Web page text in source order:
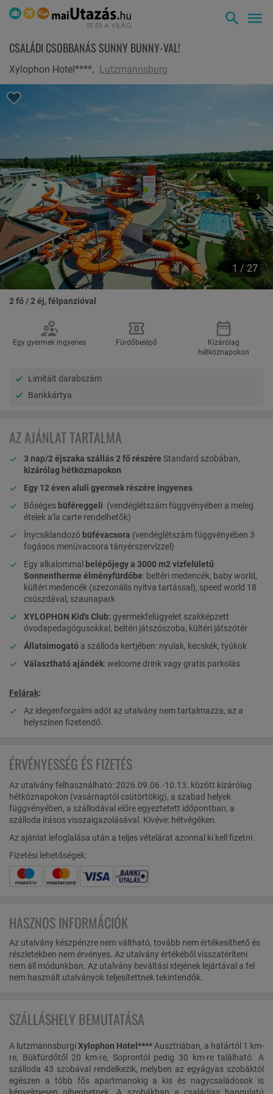
CSALÁDI CSOBBANÁS SUNNY BUNNY-VAL!
Xylophon Hotel****, Lutzmannsburg
1 / 27
2 fő / 2 éj, félpanzióval
Egy gyermek ingyenes Fürdőbelépő
Kizárólag
hétköznapokon
Limitált darabszám
Bankkártya
AZ AJÁNLAT TARTALMA
3 nap/2 éjszaka szállás 2 fő részére Standard szobában,
kizárólag hétköznapokon
Egy 12 éven aluli gyermek részére ingyenes
Bőséges büféreggeli (vendéglétszám függvényében a meleg
ételek a'la carte rendelhetők)
Ínycsiklandozó büfévacsora (vendéglétszám függvényében 3
fogásos menüvacsora tányérszervízzel)
Egy alkalommal
belépőjegy a 3000 m2 vízfelületű
Sonnentherme élményfürdőbe: beltéri medencék, baby world,
kültéri medencék (szezonális nyitva tartással), speed world 18
csúszdával, szaunapark
XYLOPHON Kid's Club: gyermekfelügyelet szakképzett
óvodapedagógusokkal, beltéri játszószoba, kültéri játszótér
Állatsimogató a szálloda kertjében: nyulak, kecskék, tyúkok
Választható ajándék: welcome drink vagy gratis parkolás
Felárak:
Az idegenforgalmi adót az utalvány nem tartalmazza, az a
helyszínen fizetendő.
ÉRVÉNYESSÉG ÉS FIZETÉS
Az utalvány felhasználható: 2026.09.06.-10.13. között kizárólag
hétköznapokon (vasárnaptól csütörtökig), a szabad helyek
függvényében, a szállodával előre egyeztetett időpontban, a
szálloda írásos visszaigazolásával. Kivéve: hétvégéken.
Az ajánlat lefoglalása után a teljes vételárat azonnal ki kell fizetni.
Fizetési lehetőségek:
HASZNOS INFORMÁCIÓK
Az utalvány készpénzre nem váltható, tovább nem értékesíthető és
részletekben nem érvényes. Az utalvány értékéből visszatéríteni
nem áll módunkban. Az utalvány beváltási idejének lejártával a fel
nem használt utalványok teljesítettnek tekintendők.
SZÁLLÁSHELY BEMUTATÁSA
A lutzmannsburgiXylophon Hotel**** Ausztriában, a határtól 1 km-
re, Bükfürdőtől 20 km-re, Soprontól pedig 30 km-re található. A
szálloda 43 szobával rendelkezik, melyben az egyágyas szobáktól
egészen a több fős apartmanokig a kis és nagycsaládosok is